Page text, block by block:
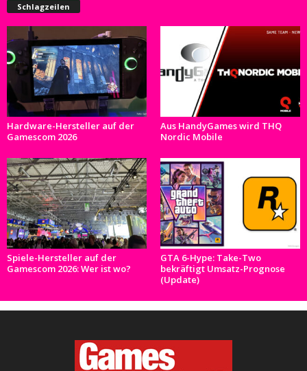
Schlagzeilen
Hardware-Hersteller auf der
Gamescom 2026
Aus HandyGames wird THQ
Nordic Mobile
Spiele-Hersteller auf der
Gamescom 2026: Wer ist wo?
GTA 6-Hype: Take-Two
bekräftigt Umsatz-Prognose
(Update)